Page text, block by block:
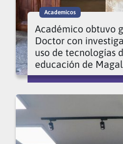
Academicos
Académico obtuvo
Doctor con
uso de tecnologías
educación de